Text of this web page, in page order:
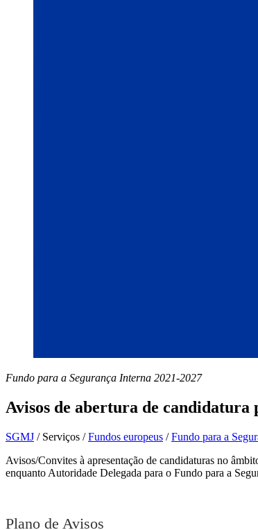
Fundo para a Segurança Interna 2021-2027
Avisos de abertura de candidatura
SGMJ / Serviços /Fundos europeus /Fundo para a
Avisos/Convites à apresentação de candidaturas no
enquanto Autoridade Delegada para o Fundo para a
Plano de Avisos